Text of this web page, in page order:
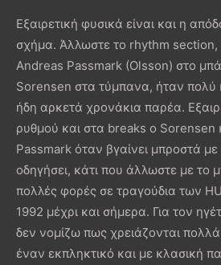
Εξαιρετική φυσικά είναι και η
σχήμα. Άλλωστε το rhythm section,
Andreas Passmark (Olsson) στο
Sorensen στα τύμπανα, ήταν πολύ
ήδη αρκετά χρονάκια παρέα.
ρυθμού και στα breaks ο Sorensen
Passmark όταν βγαίνει μπροστά
οδηγήσει, κάτι που άλλωστε με το
πολλές φορές σε τραγούδια των
1992 μέχρι και σήμερα. Για τον
δεν νομίζω πως χρειάζονται
έναν εκπληκτικό και με κλασική